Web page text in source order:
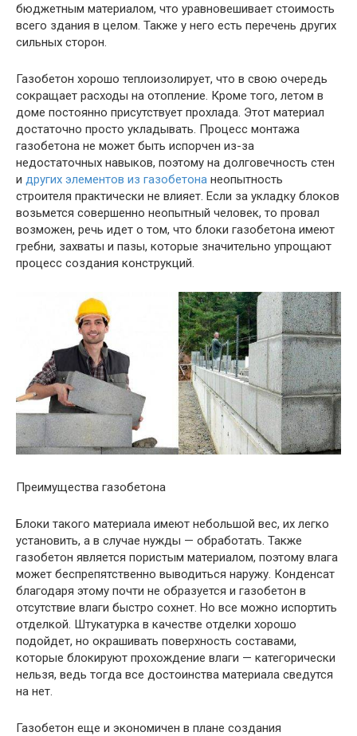
бюджетным материалом, что уравновешивает стоимость
всего здания в целом. Также у него есть перечень других
сильных сторон.
Газобетон хорошо теплоизолирует, что в свою очередь
сокращает расходы на отопление. Кроме того, летом в
доме постоянно присутствует прохлада. Этот материал
достаточно просто укладывать. Процесс монтажа
газобетона не может быть испорчен из-за
недостаточных навыков, поэтому на долговечность стен
и других элементов из газобетона неопытность
строителя практически не влияет. Если за укладку блоков
возьмется совершенно неопытный человек, то провал
возможен, речь идет о том, что блоки газобетона имеют
гребни, захваты и пазы, которые значительно упрощают
процесс создания конструкций.
Преимущества газобетона
Блоки такого материала имеют небольшой вес, их легко
установить, а в случае нужды — обработать. Также
газобетон является пористым материалом, поэтому влага
может беспрепятственно выводиться наружу. Конденсат
благодаря этому почти не образуется и газобетон в
отсутствие влаги быстро сохнет. Но все можно испортить
отделкой. Штукатурка в качестве отделки хорошо
подойдет, но окрашивать поверхность составами,
которые блокируют прохождение влаги — категорически
нельзя, ведь тогда все достоинства материала сведутся
на нет.
Газобетон еще и экономичен в плане создания